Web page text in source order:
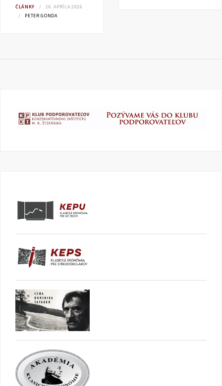
ČLÁNKY
16. APRÍLA 2026
PETER GONDA